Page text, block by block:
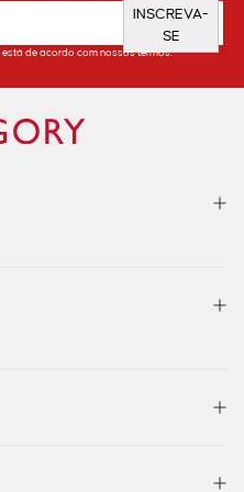
INSCREVA-
SE
de acordo com nossos termos.